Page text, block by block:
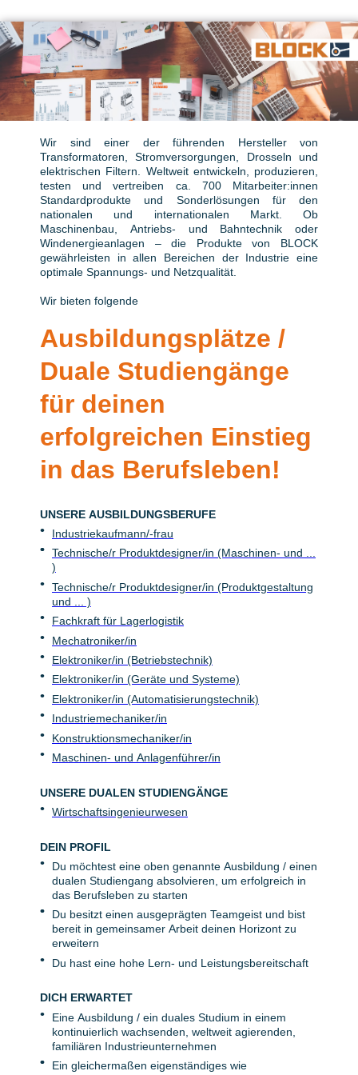
Wir sind einer der führenden Hersteller von
Transformatoren, Stromversorgungen, Drosseln und
elektrischen Filtern. Weltweit entwickeln, produzieren,
testen und vertreiben ca. 700 Mitarbeiter:innen
Standardprodukte und Sonderlösungen für den
nationalen und internationalen Markt. Ob
Maschinenbau, Antriebs- und Bahntechnik oder
Windenergieanlagen – die Produkte von BLOCK
gewährleisten in allen Bereichen der Industrie eine
optimale Spannungs- und Netzqualität.
Wir bieten folgende
Ausbildungsplätze /
Duale Studiengänge
für deinen
erfolgreichen Einstieg
in das Berufsleben!
UNSERE AUSBILDUNGSBERUFE
Industriekaufmann/-frau
Technische/r Produktdesigner/in (Maschinen- und ...
)
Technische/r Produktdesigner/in (Produktgestaltung
und ... )
Fachkraft für Lagerlogistik
Mechatroniker/in
Elektroniker/in (Betriebstechnik)
Elektroniker/in (Geräte und Systeme)
Elektroniker/in (Automatisierungstechnik)
Industriemechaniker/in
Konstruktionsmechaniker/in
Maschinen- und Anlagenführer/in
UNSERE DUALEN STUDIENGÄNGE
Wirtschaftsingenieurwesen
DEIN PROFIL
Du möchtest eine oben genannte Ausbildung / einen
dualen Studiengang absolvieren, um erfolgreich in
das Berufsleben zu starten
Du besitzt einen ausgeprägten Teamgeist und bist
bereit in gemeinsamer Arbeit deinen Horizont zu
erweitern
Du hast eine hohe Lern- und Leistungsbereitschaft
DICH ERWARTET
Eine Ausbildung / ein duales Studium in einem
kontinuierlich wachsenden, weltweit agierenden,
familiären Industrieunternehmen
Ein gleichermaßen eigenständiges wie